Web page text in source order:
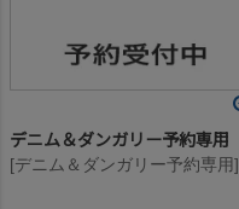
デニム＆ダンガリー予約専用